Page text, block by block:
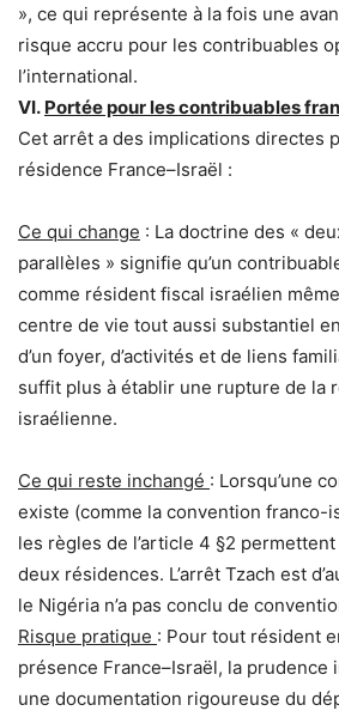
», ce qui représente à la fois une
risque accru pour les contribuables
l’international.
VI. Portée pour les contribuables
Cet arrêt a des implications directes
résidence France–Israël :
Ce qui change : La doctrine des «
parallèles » signifie qu’un
comme résident fiscal israélien
centre de vie tout aussi substantiel
d’un foyer, d’activités et de liens
suffit plus à établir une rupture de la
israélienne.
Ce qui reste inchangé : Lorsqu’une
existe (comme la convention franco-
les règles de l’article 4 §2
deux résidences. L’arrêt Tzach est
le Nigéria n’a pas conclu de
Risque pratique : Pour tout résident
présence France–Israël, la prudence
une documentation rigoureuse du